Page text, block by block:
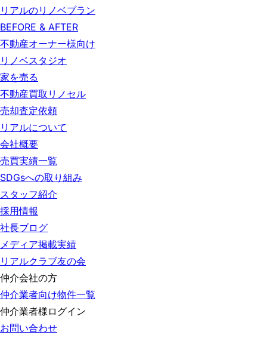
リアルのリノベプラン
BEFORE & AFTER
不動産オーナー様向け
リノベスタジオ
家を売る
不動産買取リノセル
売却査定依頼
リアルについて
会社概要
売買実績一覧
SDGsへの取り組み
スタッフ紹介
採用情報
社長ブログ
メディア掲載実績
リアルクラブ友の会
仲介会社の方
仲介業者向け物件一覧
仲介業者様ログイン
お問い合わせ